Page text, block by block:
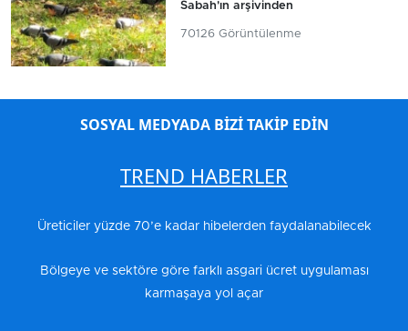
Sabah'ın arşivinden
70126 Görüntülenme
SOSYAL MEDYADA BİZİ TAKİP EDİN
TREND HABERLER
Üreticiler yüzde 70’e kadar hibelerden faydalanabilecek
Bölgeye ve sektöre göre farklı asgari ücret uygulaması
karmaşaya yol açar